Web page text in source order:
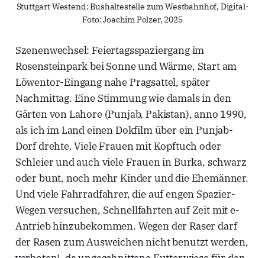
Stuttgart Westend: Bushaltestelle zum Westbahnhof, Digital-
Foto: Joachim Polzer, 2025
Szenenwechsel: Feiertagsspaziergang im
Rosensteinpark bei Sonne und Wärme, Start am
Löwentor-Eingang nahe Pragsattel, später
Nachmittag. Eine Stimmung wie damals in den
Gärten von Lahore (Punjab, Pakistan), anno 1990,
als ich im Land einen Dokfilm über ein Punjab-
Dorf drehte. Viele Frauen mit Kopftuch oder
Schleier und auch viele Frauen in Burka, schwarz
oder bunt, noch mehr Kinder und die Ehemänner.
Und viele Fahrradfahrer, die auf engen Spazier-
Wegen versuchen, Schnellfahrten auf Zeit mit e-
Antrieb hinzubekommen. Wegen der Raser darf
der Rasen zum Ausweichen nicht benutzt werden,